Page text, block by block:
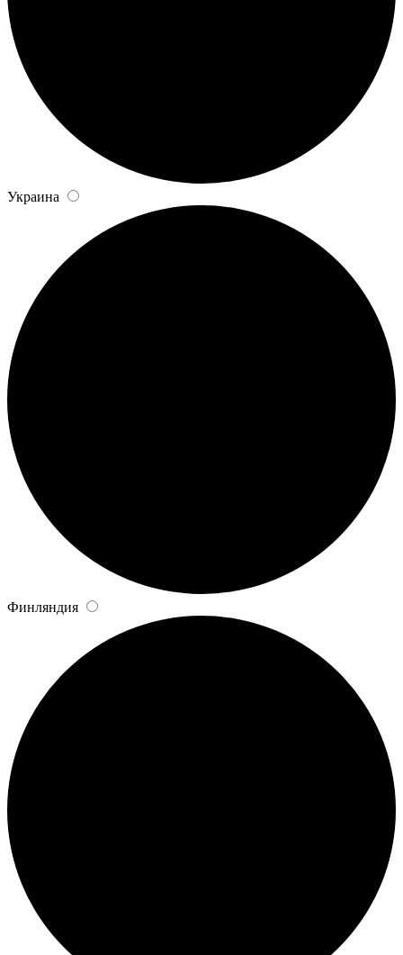
Украина
Финляндия